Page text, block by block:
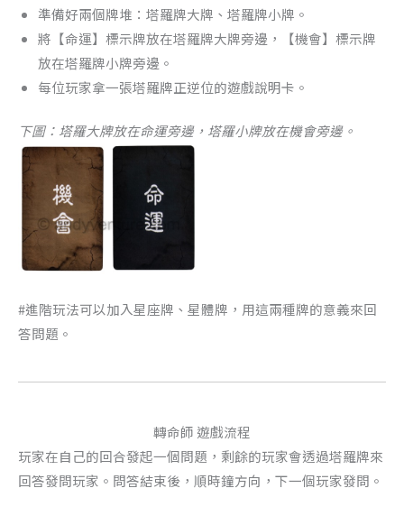
準備好兩個牌堆：塔羅牌大牌、塔羅牌小牌。
將【命運】標示牌放在塔羅牌大牌旁邊，【機會】標示牌
放在塔羅牌小牌旁邊。
每位玩家拿一張塔羅牌正逆位的遊戲說明卡。
下圖：塔羅大牌放在命運旁邊，塔羅小牌放在機會旁邊。
#進階玩法可以加入星座牌、星體牌，用這兩種牌的意義來回
答問題。
轉命師 遊戲流程
玩家在自己的回合發起一個問題，剩餘的玩家會透過塔羅牌來
回答發問玩家。問答結束後，順時鐘方向，下一個玩家發問。